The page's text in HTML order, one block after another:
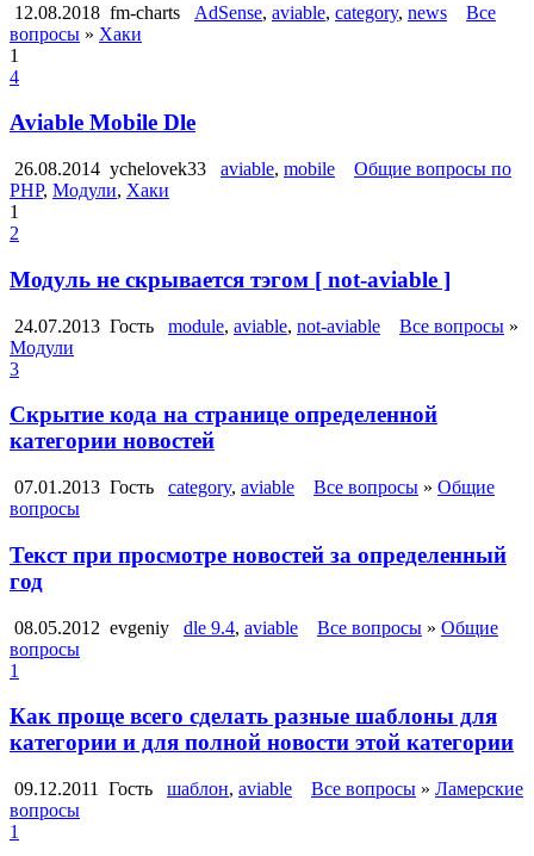
12.08.2018 fm-charts AdSense, aviable, category, news
Все
вопросы » Хаки
1
4
Aviable Mobile Dle
26.08.2014 ychelovek33 aviable, mobile
Общие вопросы по
PHP, Модули, Хаки
1
2
Модуль не скрывается тэгом [ not-aviable ]
24.07.2013 Гость module, aviable, not-aviable Все вопросы »
Модули
3
Скрытие кода на странице определенной
категории новостей
07.01.2013 Гость category, aviable Все вопросы » Общие
вопросы
Текст при просмотре новостей за определенный
год
08.05.2012 evgeniy dle 9.4, aviable Все вопросы » Общие
вопросы
1
Как проще всего сделать разные шаблоны для
категории и для полной новости этой категории
09.12.2011 Гость шаблон, aviable Все вопросы » Ламерские
вопросы
1